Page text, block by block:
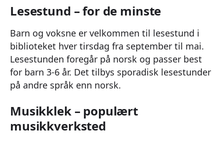
Lesestund – for de minste
Barn og voksne er velkommen til lesestund i
biblioteket hver tirsdag fra september til mai.
Lesestunden foregår på norsk og passer best
for barn 3-6 år. Det tilbys sporadisk lesestunder
på andre språk enn norsk.
Musikklek – populært
musikkverksted